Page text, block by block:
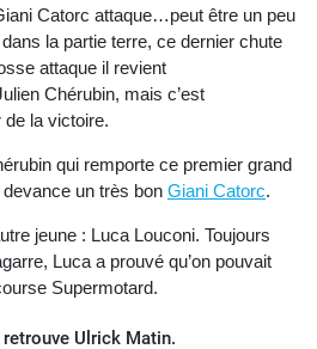
Catorc attaque…peut être un peu
la partie terre, ce dernier chute
attaque il revient
Chérubin, mais c’est
de la victoire.
qui remporte ce premier grand
un très bon Giani Catorc.
jeune : Luca Louconi. Toujours
Luca a prouvé qu’on pouvait
Supermotard.
Ulrick Matin.